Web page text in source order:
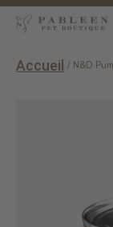
Accueil / N&D